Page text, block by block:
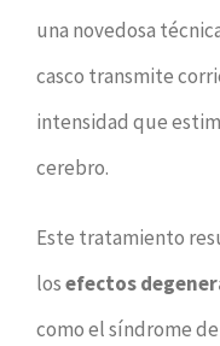
una novedosa
casco transmite
intensidad que
cerebro.
Este tratamiento
losefectos
como el síndrome